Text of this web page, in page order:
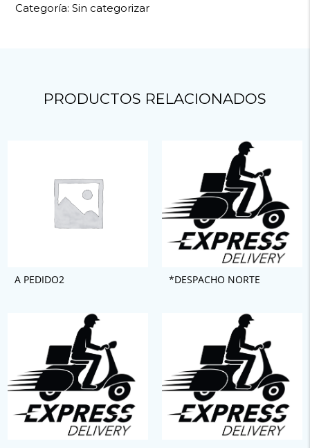
Categoría:Sin categorizar
PRODUCTOS RELACIONADOS
A PEDIDO2 *DESPACHO NORTE